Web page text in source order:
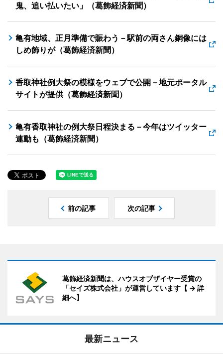
鬼、追い払いたい」（葛飾経済新聞）
亀有地域、正月準備で賑わう－駅前の両さん銅像には
しめ飾りが（葛飾経済新聞）
香取神社例大祭の模様をウェブで公開－地元ポータル
サイトが提供（葛飾経済新聞）
亀有香取神社の例大祭日程決まる－今年はツイッター
連動も（葛飾経済新聞）
前の記事 次の記事
葛飾経済新聞は、ハウスオブザイヤー受賞の
「セイズ株式会社」が運営しています【 → 詳
細へ】
最新ニュース